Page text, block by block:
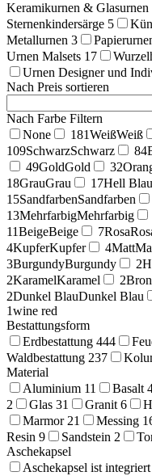
Keramikurnen & Glasurnen
Sternenkindersärge 5
Metallurnen 3
Urnen Malsets 17
Urnen Designer und
Nach Preis sortieren
Nach Farbe Filtern
None
181WeißWeiß
109SchwarzSchwarz 84
49GoldGold 32
18GrauGrau 17Hell Blau
15SandfarbenSandfarben
13MehrfarbigMehrfarbig
11BeigeBeige 7Rosa
4KupferKupfer 4Matt
3BurgundyBurgundy 2
2KaramelKaramel 2
2Dunkel BlauDunkel Blau
1wine red
Bestattungsform
Erdbestattung 444
Waldbestattung 237
Material
Aluminium 11 Basalt
2
Glas 31 Granit 6
Marmor 21 Messing
Resin 9 Sandstein 2
Aschekapsel
Aschekapsel ist integriert